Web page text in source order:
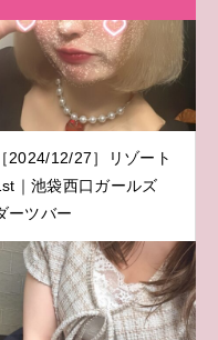
［2024/12/27］リゾート
｜池袋西口ガールズ
ーツバー